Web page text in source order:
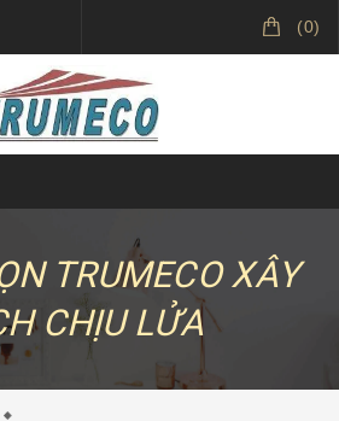
(0)
SẢN PHẨM
TRUMECO XÂY
CHỊU LỬA